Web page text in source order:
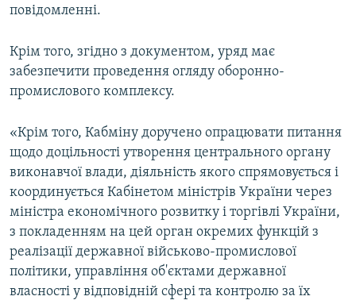
повідомленні.
Крім того, згідно з документом, уряд має
забезпечити проведення огляду оборонно-
промислового комплексу.
«Крім того, Кабміну доручено опрацювати питання
щодо доцільності утворення центрального органу
виконавчої влади, діяльність якого спрямовується і
координується Кабінетом міністрів України через
міністра економічного розвитку і торгівлі України,
з покладенням на цей орган окремих функцій з
реалізації державної військово-промислової
політики, управління об'єктами державної
власності у відповідній сфері та контролю за їх